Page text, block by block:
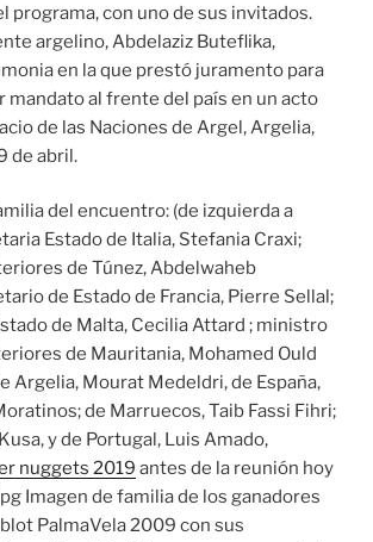
programa, con uno de sus invitados.
argelino, Abdelaziz Buteflika,
en la que prestó juramento para
mandato al frente del país en un acto
de las Naciones de Argel, Argelia,
de abril.
del encuentro: (de izquierda a
Estado de Italia, Stefania Craxi;
de Túnez, Abdelwaheb
de Estado de Francia, Pierre Sellal;
de Malta, Cecilia Attard ; ministro
de Mauritania, Mohamed Ould
Argelia, Mourat Medeldri, de España,
de Marruecos, Taib Fassi Fihri;
y de Portugal, Luis Amado,
nuggets 2019 antes de la reunión hoy
Imagen de familia de los ganadores
PalmaVela 2009 con sus